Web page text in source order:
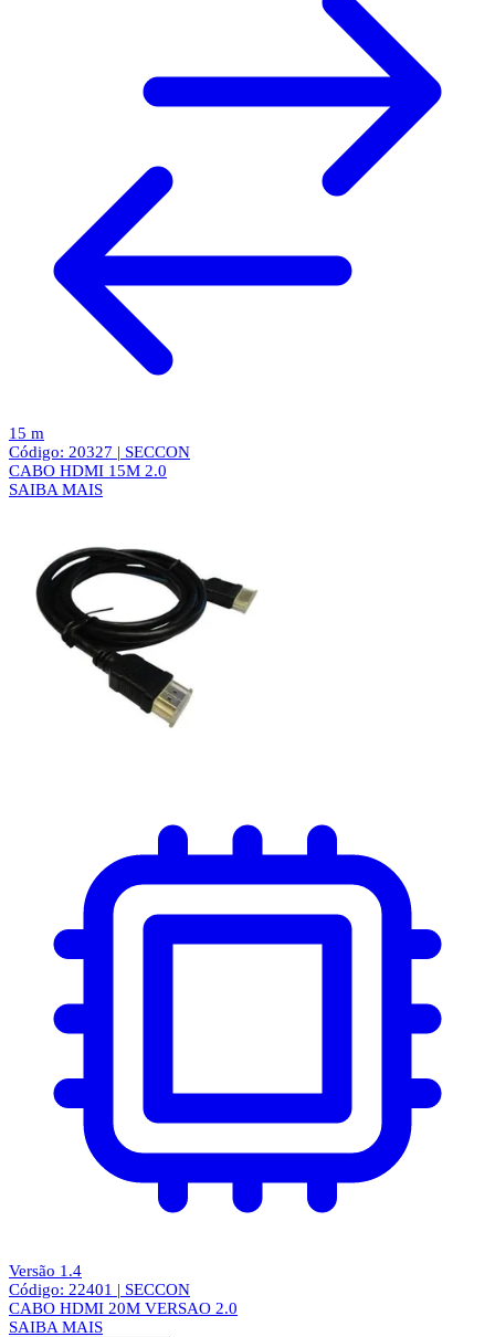
15 m
Código: 20327 | SECCON
CABO HDMI 15M 2.0
SAIBA MAIS
Versão 1.4
Código: 22401 | SECCON
CABO HDMI 20M VERSAO 2.0
SAIBA MAIS